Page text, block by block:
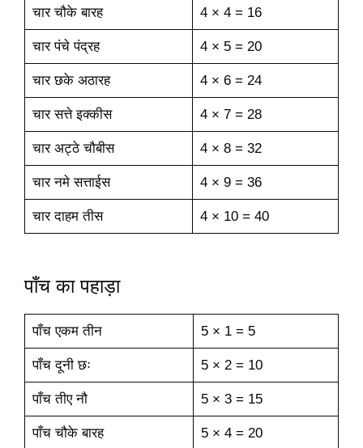
चार चौके बारह 4 × 4 = 16
चार पंचे पंद्रह 4 × 5 = 20
चार छके अठारह 4 × 6 = 24
चार सत्ते इक्कीस 4 × 7 = 28
चार अट्ठे चौबीस 4 × 8 = 32
चार नमे सत्ताईस 4 × 9 = 36
चार दाहम तीस 4 × 10 = 40
पाँच का पहाड़ा
पाँच एकम तीन 5 × 1 = 5
पाँच दूनी छः 5 × 2 = 10
पाँच तीए नौ 5 × 3 = 15
पाँच चौके बारह 5 × 4 = 20